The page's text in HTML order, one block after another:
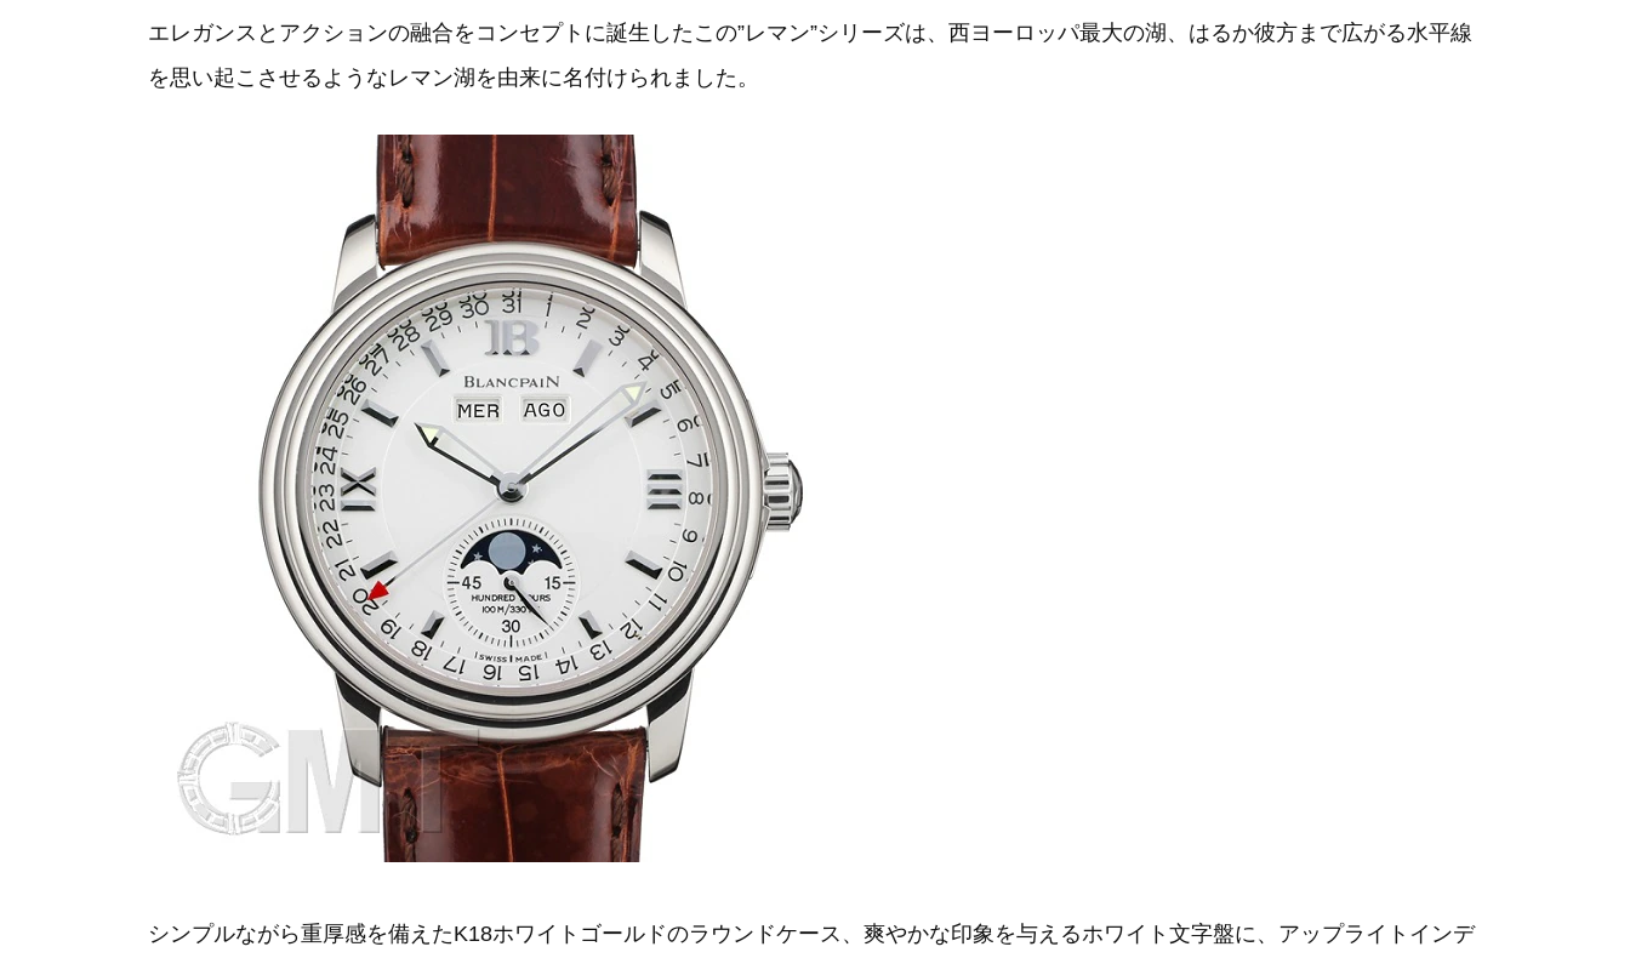
エレガンスとアクションの融合をコンセプトに誕生したこの”レマン”シリーズは、西ヨーロッパ最大の湖、はるか彼方まで広がる水平線
を思い起こさせるようなレマン湖を由来に名付けられました。
シンプルながら重厚感を備えたK18ホワイトゴールドのラウンドケース、爽やかな印象を与えるホワイト文字盤に、アップライトインデ